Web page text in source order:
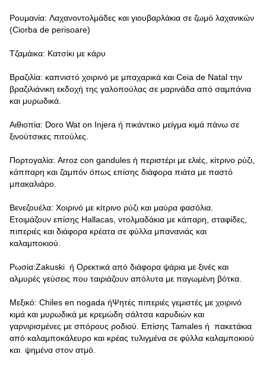
Ρουμανία: Λαχανοντολμάδες και γιουβαρλάκια σε ζωμό λαχανικών
(Ciorba de perisoare)
Τζαμάικα: Κατσίκι με κάρυ
Βραζιλία: καπνιστό χοιρινό με μπαχαρικά και Ceia de Natal την
βραζιλιάνικη εκδοχή της γαλοπούλας σε μαρινάδα από σαμπάνια
και μυρωδικά.
Αιθιοπία: Doro Wat on Injera ή πικάντικο μείγμα κιμά πάνω σε
ξινούτσικες πιτούλες.
Πορτογαλία: Arroz con gandules ή περιστέρι με ελιές, κίτρινο ρύζι,
κάππαρη και ζαμπόν όπως επίσης διάφορα πιάτα με παστό
μπακαλιάρο.
Βενεζουέλα: Χοιρινό με κίτρινο ρύζι και μαύρα φασόλια.
Ετοιμάζουν επίσης Hallacas, ντολμαδάκια με κάπαρη, σταφίδες,
πιπεριές και διάφορα κρέατα σε φύλλα μπανανιάς και
καλαμποκιού.
Ρωσία:Zakuski ή Ορεκτικά από διάφορα ψάρια με ξινές και
αλμυρές γεύσεις που ταιριάζουν απόλυτα με παγωμένη βότκα.
Μεξικό: Chiles en nogada ήΨητές πιπεριές γεμιστές με χοιρινό
κιμά και μυρωδικά με κρεμώδη σάλτσα καρυδιών και
γαρνιρισμένες με σπόρους ροδιού. Επίσης Tamales ή πακετάκια
από καλαμποκάλευρο και κρέας τυλιγμένα σε φύλλα καλαμποκιού
και ψημένα στον ατμό.